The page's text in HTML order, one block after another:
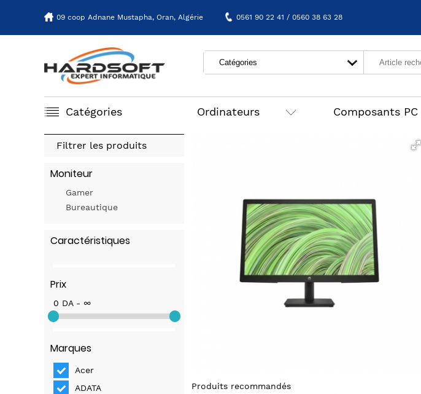
09 coop Adnane Mustapha, Oran, Algérie 0561 90 22 41 / 0560 38 63 28
Catégories Ordinateurs Composants PC
Produits recommandés
Filtrer les produits
Moniteur
Gamer
Bureautique
Caractéristiques
Prix
0 DA - ∞
Marques
Acer
ADATA